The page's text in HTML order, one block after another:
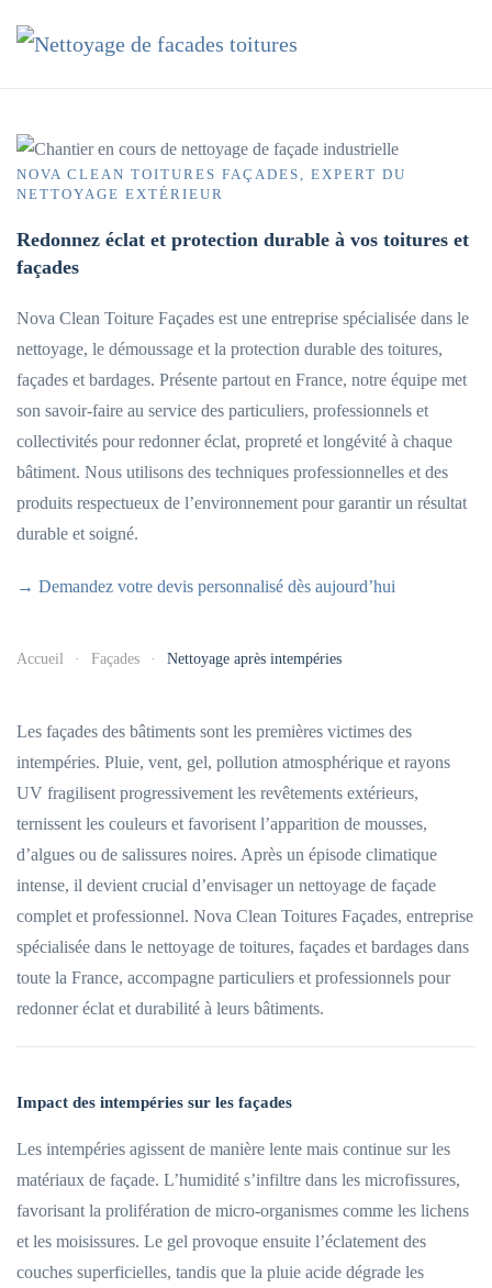
Accéder au contenu principal
NOVA CLEAN TOITURES FAÇADES, EXPERT DU
NETTOYAGE EXTÉRIEUR
Redonnez éclat et protection durable à vos toitures et
façades
Nova Clean Toiture Façades est une entreprise spécialisée dans le
nettoyage, le démoussage et la protection durable des toitures,
façades et bardages. Présente partout en France, notre équipe met
son savoir-faire au service des particuliers, professionnels et
collectivités pour redonner éclat, propreté et longévité à chaque
bâtiment. Nous utilisons des techniques professionnelles et des
produits respectueux de l’environnement pour garantir un résultat
durable et soigné.
→ Demandez votre devis personnalisé dès aujourd’hui
Accueil Façades Nettoyage après intempéries
Les façades des bâtiments sont les premières victimes des
intempéries. Pluie, vent, gel, pollution atmosphérique et rayons
UV fragilisent progressivement les revêtements extérieurs,
ternissent les couleurs et favorisent l’apparition de mousses,
d’algues ou de salissures noires. Après un épisode climatique
intense, il devient crucial d’envisager un nettoyage de façade
complet et professionnel. Nova Clean Toitures Façades, entreprise
spécialisée dans le nettoyage de toitures, façades et bardages dans
toute la France, accompagne particuliers et professionnels pour
redonner éclat et durabilité à leurs bâtiments.
Impact des intempéries sur les façades
Les intempéries agissent de manière lente mais continue sur les
matériaux de façade. L’humidité s’infiltre dans les microfissures,
favorisant la prolifération de micro-organismes comme les lichens
et les moisissures. Le gel provoque ensuite l’éclatement des
couches superficielles, tandis que la pluie acide dégrade les